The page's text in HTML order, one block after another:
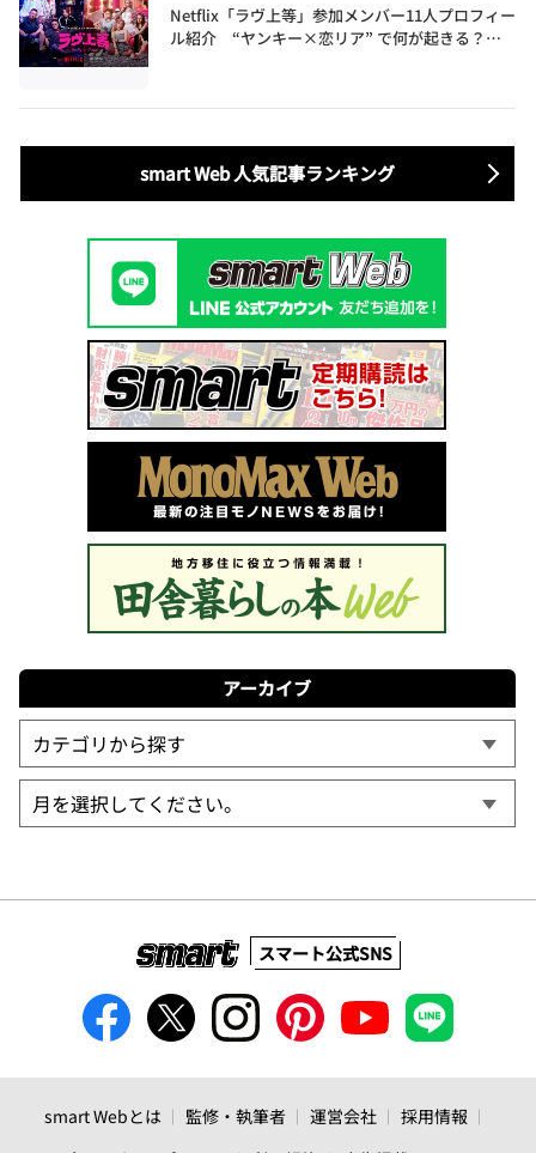
Netflix「ラヴ上等」参加メンバー11人プロフィー
ル紹介 “ヤンキー×恋リア” で何が起きる？地
smart Web 人気記事ランキング
アーカイブ
スマート公式SNS
smart Webとは 監修・執筆者 運営会社
採用情報